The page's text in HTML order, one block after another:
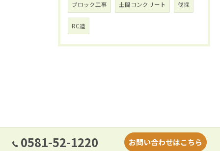
ブロック工事 土間コンクリート 伐採
RC造
0581-52-1220 お問い合わせはこちら